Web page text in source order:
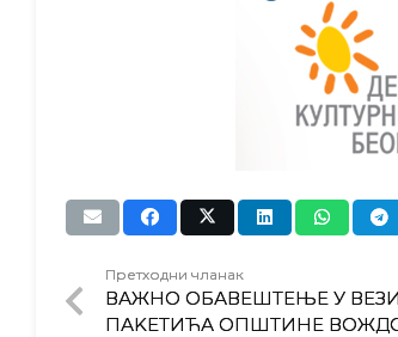
Претходни чланак
ВАЖНО ОБАВЕШТЕЊЕ У ВЕЗИ
ПАKЕТИЋА ОПШТИНЕ